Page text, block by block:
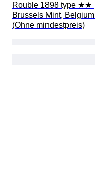
Rouble 1898 type ★★
Brussels Mint, Belgium
(Ohne mindestpreis)